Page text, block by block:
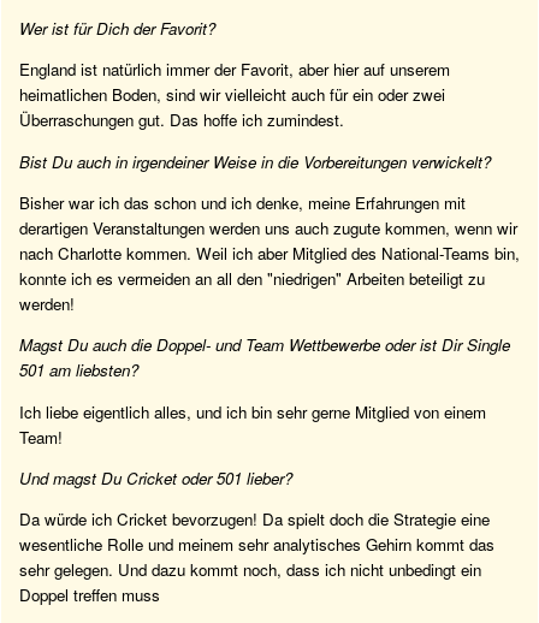
Wer ist für Dich der Favorit?
England ist natürlich immer der Favorit, aber hier auf unserem
heimatlichen Boden, sind wir vielleicht auch für ein oder zwei
Überraschungen gut. Das hoffe ich zumindest.
Bist Du auch in irgendeiner Weise in die Vorbereitungen verwickelt?
Bisher war ich das schon und ich denke, meine Erfahrungen mit
derartigen Veranstaltungen werden uns auch zugute kommen, wenn wir
nach Charlotte kommen. Weil ich aber Mitglied des National-Teams bin,
konnte ich es vermeiden an all den "niedrigen" Arbeiten beteiligt zu
werden!
Magst Du auch die Doppel- und Team Wettbewerbe oder ist Dir Single
501 am liebsten?
Ich liebe eigentlich alles, und ich bin sehr gerne Mitglied von einem
Team!
Und magst Du Cricket oder 501 lieber?
Da würde ich Cricket bevorzugen! Da spielt doch die Strategie eine
wesentliche Rolle und meinem sehr analytisches Gehirn kommt das
sehr gelegen. Und dazu kommt noch, dass ich nicht unbedingt ein
Doppel treffen muss